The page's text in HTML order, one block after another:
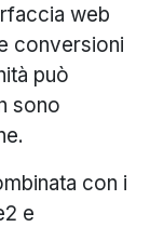
web
conversioni
può
sono
con i
e